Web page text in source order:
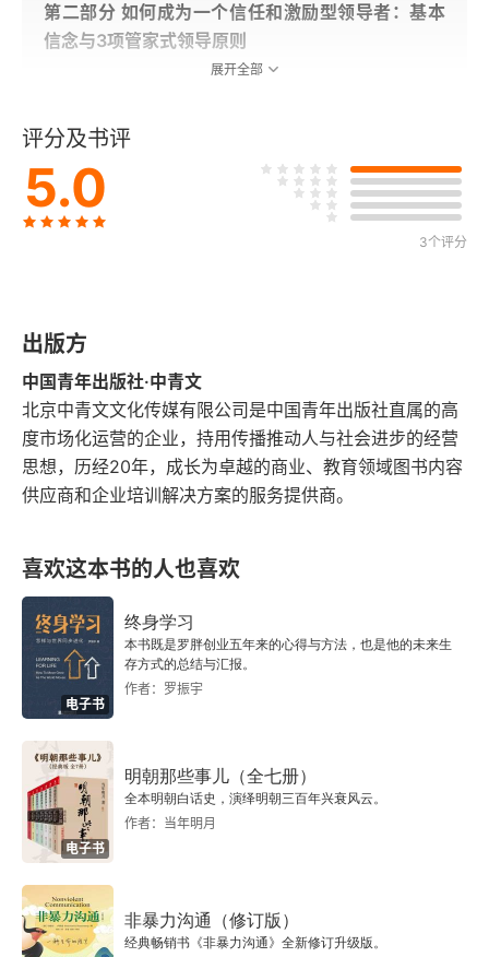
第二部分 如何成为一个信任和激励型领导者：基本
信念与3项管家式领导原则
第五章 管家式领导第1原则：以身作则，或“你是谁”
第六章 管家式领导第2原则：给予信任，或“你如何
领导”
第八章 管家式领导协议
第九章 信任和激励不应该是什么样的
第三部分 克服成为信任和激励型领导者的5大障碍
第十一章 障碍2：恐惧
第十二章 障碍3：“我不知道如何放权”
第十三章 障碍4：“我才是房间里最聪明的人”
第四部分 在新世界中领导的新方式
第十五章 不同场景下的信任和激励：养育子女、教
书育人、培训和引导……以及更多领域
结语
展开全部
评分及书评
5.0
3个评分
出版方
中国青年出版社·中青文
北京中青文文化传媒有限公司是中国青年出版社直属的高
度市场化运营的企业，持用传播推动人与社会进步的经营
思想，历经20年，成长为卓越的商业、教育领域图书内容
供应商和企业培训解决方案的服务提供商。
喜欢这本书的人也喜欢
电子书
终身学习
本书既是罗胖创业五年来的心得与方法，也是他的未来生
存方式的总结与汇报。
作者：罗振宇
电子书
明朝那些事儿（全七册）
全本明朝白话史，演绎明朝三百年兴衰风云。
作者：当年明月
非暴力沟通（修订版）
经典畅销书《非暴力沟通》全新修订升级版。